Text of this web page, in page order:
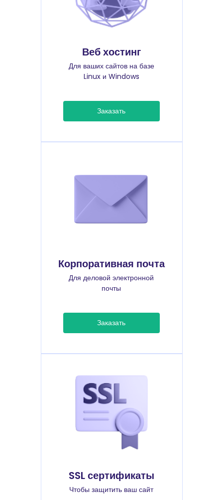
Веб хостинг
Для ваших сайтов на базе
Linux и Windows
Заказать
Корпоративная почта
Для деловой электронной
почты
Заказать
SSL сертификаты
Чтобы защитить ваш сайт